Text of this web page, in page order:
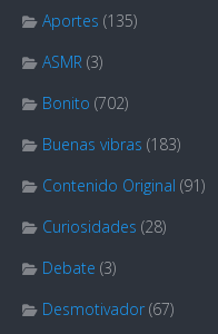
Aportes (135)
ASMR (3)
Bonito (702)
Buenas vibras (183)
Contenido Original (91)
Curiosidades (28)
Debate (3)
Desmotivador (67)